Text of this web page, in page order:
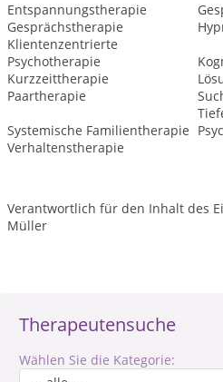
Therapeutensuche
Wählen Sie die Kategorie:
Entspannungstherapie
Gesprächstherapie
Klientenzentrierte
Psychotherapie
Kurzzeittherapie
Paartherapie
Systemische Familientherapie
Verhaltenstherapie
Verantwortlich für den Inhalt des
Müller